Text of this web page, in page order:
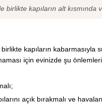
birlikte kapıların alt
kapıların
için evinizde şu önlemleri
açık bırakmalı ve